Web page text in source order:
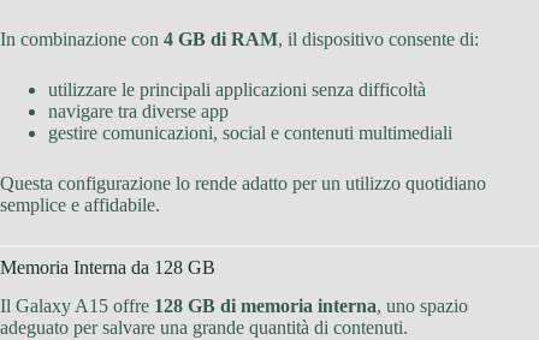
In combinazione con 4 GB di RAM, il dispositivo consente di:
utilizzare le principali applicazioni senza difficoltà
navigare tra diverse app
gestire comunicazioni, social e contenuti multimediali
Questa configurazione lo rende adatto per un utilizzo quotidiano
semplice e affidabile.
Memoria Interna da 128 GB
Il Galaxy A15 offre 128 GB di memoria interna, uno spazio
adeguato per salvare una grande quantità di contenuti.